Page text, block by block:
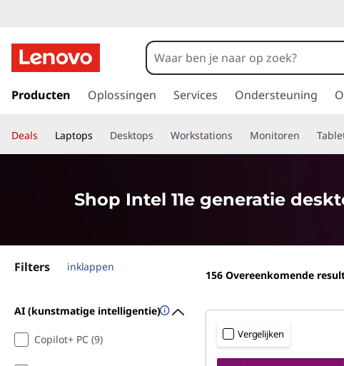
h
o
pa
a
r
d
h
o
u
d
Producten Oplossingen Services Ondersteuning
Deals Laptops Desktops Workstations Monitoren
Shop Intel 11e generatie
Filters inklappen
AI (kunstmatige intelligentie)
Copilot+ PC (9)
156 Overeenkomende
Vergelijken